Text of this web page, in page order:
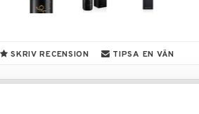
SKRIV RECENSION TIPSA EN VÄN